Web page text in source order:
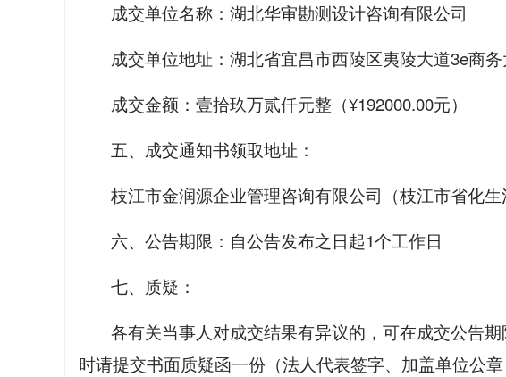
成交单位名称：湖北华审勘测设计咨询有限公司
成交单位地址：湖北省宜昌市西陵区夷陵大道3e商
成交金额：壹拾玖万贰仟元整（¥192000.00元）
五、成交通知书领取地址：
枝江市金润源企业管理咨询有限公司（枝江市省化生
六、公告期限：自公告发布之日起1个工作日
七、质疑：
各有关当事人对成交结果有异议的，可在成交公告
时请提交书面质疑函一份（法人代表签字、加盖单位公章